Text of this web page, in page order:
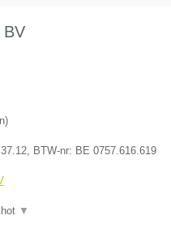
BV
)
, BTW-nr: BE 0757.616.619
▼